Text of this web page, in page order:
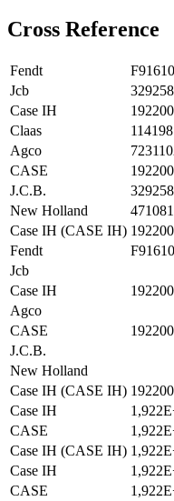
Сross Reference
Fendt
Jcb
Case IH
Claas
Agco
CASE
J.C.B.
New Holland
Case IH (CASE IH)
Fendt
Jcb
Case IH
Agco
CASE
J.C.B.
New Holland
Case IH (CASE IH)
Case IH
CASE
Case IH (CASE IH)
Case IH
CASE